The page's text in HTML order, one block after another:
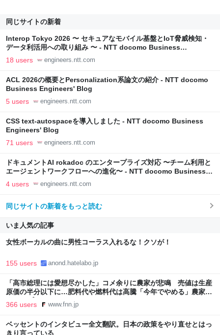
同じサイトの新着
Interop Tokyo 2026 〜 セキュアなモバイル基盤とIoT脅威検知・
データ利活用への取り組み 〜 - NTT docomo Business
Engineers' Blog
18 users engineers.ntt.com
ACL 2026の概要とPersonalization系論文の紹介 - NTT docomo
Business Engineers' Blog
5 users engineers.ntt.com
CSS text-autospaceを導入しました - NTT docomo Business
Engineers' Blog
71 users engineers.ntt.com
ドキュメントAI rokadoc のエンタープライズ対応 〜チーム利用と
エージェントワークフローへの進化〜 - NTT docomo Business
Engineers' Blog
4 users engineers.ntt.com
同じサイトの新着をもっと読む
いま人気の記事
女性ボーカルの曲に男性コーラス入れるな！クソが！
155 users anond.hatelabo.jp
「高市総理には愛想尽かした」コメ余りに農家が悲鳴 売値は生産
原価の半分以下に…肥料代や燃料代は高騰「今年でやめる」農家も
｜FNNプライムオンライン
366 users www.fnn.jp
ベッセントのインタビュー全文翻訳。日本の政策をやり直せとはっ
きり言っている